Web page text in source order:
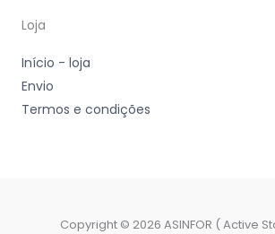
Loja
Início - loja
Envio
Termos e condições
Copyright © 2026 ASINFOR ( Active